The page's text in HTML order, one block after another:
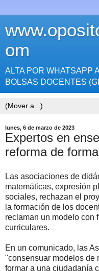
om
ALTA POR WHATSAPP
BOLSAS DOCENTES
lunes, 6 de marzo de 2023
Expertos en
reforma de
Las asociaciones de
matemáticas, expresión
sociales, rechazan el
la formación de los
reclaman un modelo con
curriculares.
En un comunicado, las
"consensuar modelos de
formar a una ciudadanía